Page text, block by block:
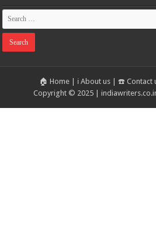
🏠 Home| ℹ️ About us| ☎️ Contact
Copyright © 2025 |